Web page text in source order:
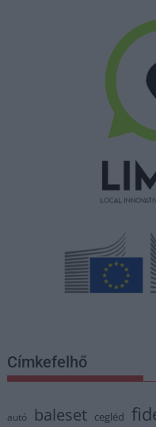
Címkefelhő
autó baleset cegléd